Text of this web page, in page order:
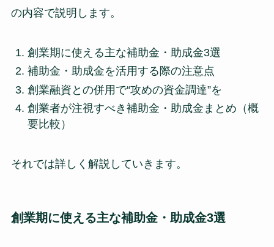
の内容で説明します。
創業期に使える主な補助金・助成金3選
補助金・助成金を活用する際の注意点
創業融資との併用で“攻めの資金調達”を
創業者が注視すべき補助金・助成金まとめ（概
要比較）
それでは詳しく解説していきます。
創業期に使える主な補助金・助成金3選